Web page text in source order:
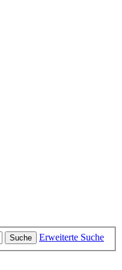
Suche Erweiterte Suche